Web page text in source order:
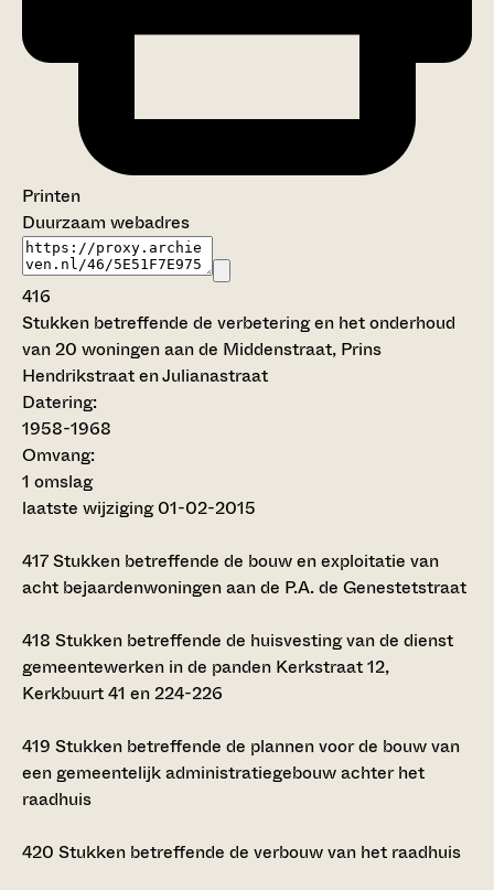
Printen
Duurzaam webadres
416
Stukken betreffende de verbetering en het onderhoud
van 20 woningen aan de Middenstraat, Prins
Hendrikstraat en Julianastraat
Datering:
1958-1968
Omvang:
1 omslag
laatste wijziging 01-02-2015
417Stukken betreffende de bouw en exploitatie van
acht bejaardenwoningen aan de P.A. de Genestetstraat
418 Stukken betreffende de huisvesting van de dienst
gemeentewerken in de panden Kerkstraat 12,
Kerkbuurt 41 en 224-226
419 Stukken betreffende de plannen voor de bouw van
een gemeentelijk administratiegebouw achter het
raadhuis
420 Stukken betreffende de verbouw van het raadhuis